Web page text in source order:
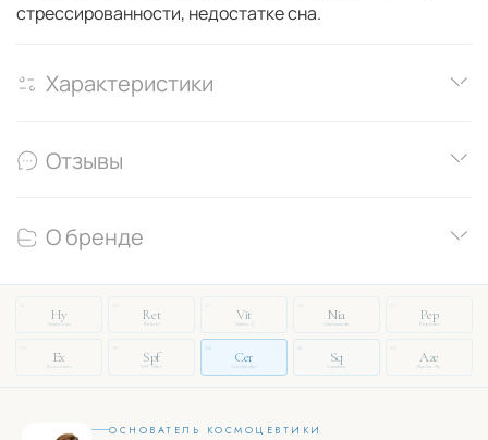
стрессированности, недостатке сна.
Характеристики
Отзывы
О бренде
14
Hy
Hyaluronic
Ret
Retinol
Vit
Vitamin C
Nia
Niacinamide
Pep
Peptides
Ex
Exosomes
Spf
SPF Filter
33
Cer
Ceramides
46
Sq
Squalane
Aze
Azelaic Ac.
ОСНОВАТЕЛЬ КОСМОЦЕВТИКИ